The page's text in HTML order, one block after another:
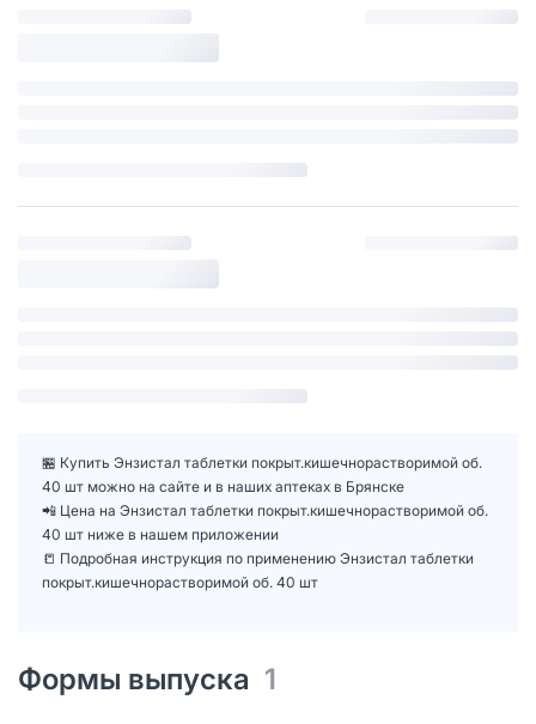
🏪 Купить Энзистал таблетки покрыт.кишечнорастворимой об.
40 шт можно на сайте и в наших аптеках в Брянске
📲 Цена на Энзистал таблетки покрыт.кишечнорастворимой об.
40 шт ниже в нашем приложении
📒 Подробная инструкция по применению Энзистал таблетки
покрыт.кишечнорастворимой об. 40 шт
Формы выпуска 1